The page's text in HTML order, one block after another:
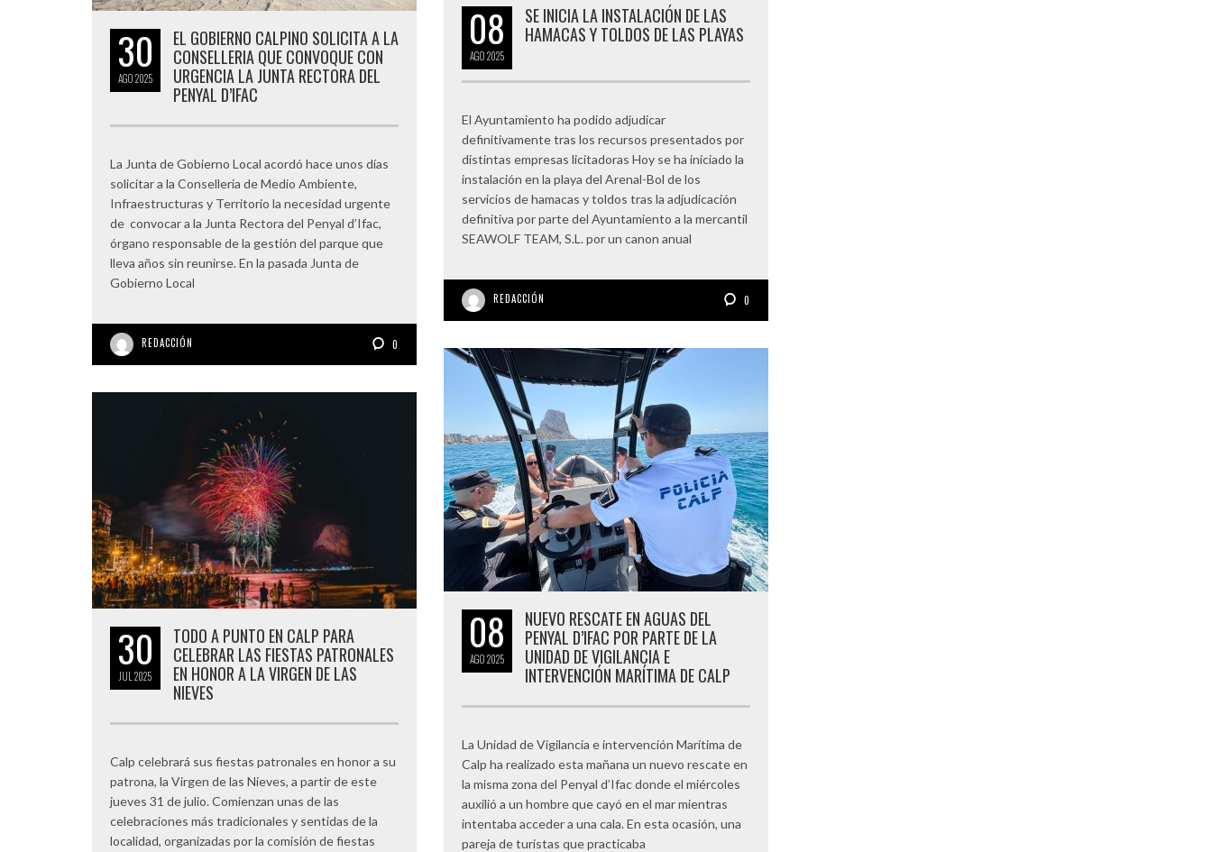
30
AGO2025
EL GOBIERNO CALPINO SOLICITA A LA
CONSELLERIA QUE CONVOQUE CON
URGENCIA LA JUNTA RECTORA DEL
PENYAL D’IFAC
La Junta de Gobierno Local acordó hace unos días
solicitar a la Conselleria de Medio Ambiente,
Infraestructuras y Territorio la necesidad urgente
de convocar a la Junta Rectora del Penyal d’Ifac,
órgano responsable de la gestión del parque que
lleva años sin reunirse. En la pasada Junta de
Gobierno Local
REDACCIÓN 0
08
AGO2025
SE INICIA LA INSTALACIÓN DE LAS
HAMACAS Y TOLDOS DE LAS PLAYAS
El Ayuntamiento ha podido adjudicar
definitivamente tras los recursos presentados por
distintas empresas licitadoras Hoy se ha iniciado la
instalación en la playa del Arenal-Bol de los
servicios de hamacas y toldos tras la adjudicación
definitiva por parte del Ayuntamiento a la mercantil
SEAWOLF TEAM, S.L. por un canon anual
REDACCIÓN 0
08
AGO2025
NUEVO RESCATE EN AGUAS DEL
PENYAL D’IFAC POR PARTE DE LA
UNIDAD DE VIGILANCIA E
INTERVENCIÓN MARÍTIMA DE CALP
La Unidad de Vigilancia e intervención Marítima de
Calp ha realizado esta mañana un nuevo rescate en
la misma zona del Penyal d’Ifac donde el miércoles
auxilió a un hombre que cayó en el mar mientras
intentaba acceder a una cala. En esta ocasión, una
pareja de turistas que practicaba
30
JUL 2025
TODO A PUNTO EN CALP PARA
CELEBRAR LAS FIESTAS PATRONALES
EN HONOR A LA VIRGEN DE LAS
NIEVES
Calp celebrará sus fiestas patronales en honor a su
patrona, la Virgen de las Nieves, a partir de este
jueves 31 de julio. Comienzan unas de las
celebraciones más tradicionales y sentidas de la
localidad, organizadas por la comisión de fiestas